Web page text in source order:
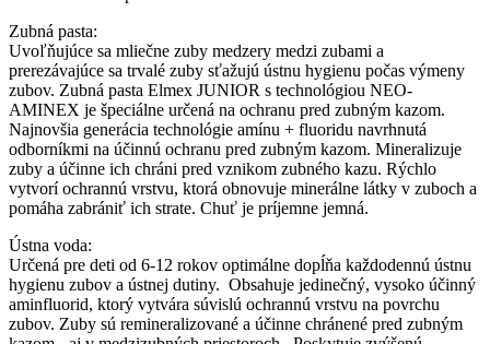
Zubná pasta:
Uvoľňujúce sa mliečne zuby medzery medzi zubami a
prerezávajúce sa trvalé zuby sťažujú ústnu hygienu počas výmeny
zubov. Zubná pasta Elmex JUNIOR s technológiou NEO-
AMINEX je špeciálne určená na ochranu pred zubným kazom.
Najnovšia generácia technológie amínu + fluoridu navrhnutá
odborníkmi na účinnú ochranu pred zubným kazom. Mineralizuje
zuby a účinne ich chráni pred vznikom zubného kazu. Rýchlo
vytvorí ochrannú vrstvu, ktorá obnovuje minerálne látky v zuboch a
pomáha zabrániť ich strate. Chuť je príjemne jemná.
Ústna voda:
Určená pre deti od 6-12 rokov optimálne dopĺňa každodennú ústnu
hygienu zubov a ústnej dutiny. Obsahuje jedinečný, vysoko účinný
aminfluorid, ktorý vytvára súvislú ochrannú vrstvu na povrchu
zubov. Zuby sú remineralizované a účinne chránené pred zubným